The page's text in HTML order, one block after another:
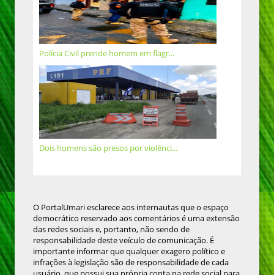
Polícia Civil prende homem em flagr...
Dois homens são presos por violênci...
O PortalUmari esclarece aos internautas que o espaço
democrático reservado aos comentários é uma extensão
das redes sociais e, portanto, não sendo de
responsabilidade deste veículo de comunicação. É
importante informar que qualquer exagero político e
infrações à legislação são de responsabilidade de cada